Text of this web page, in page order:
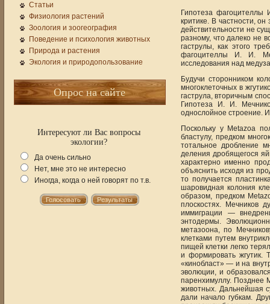
Статьи
Физиология растений
Зоология и зоогеография
Поведение и психология животных
Природа и растения
Экология и природопользование
Опрос на сайте
Интересуют ли Вас вопросы
экологии?
Да очень сильно
Нет, мне это не интересно
Иногда, когда о ней говорят по т.в.
Гипотеза фагоцителлы
критике. В частности,
действительности не
разному, что далеко не
гаструлы, как этого
фагоцителлы И. И.
исследования над
Будучи сторонником
многоклеточных в
гаструла, вторичным
Гипотеза И. И.
однослойное строение.
Поскольку у Metazoa
бластулу, предком
тотальное дробление
деления дробящегося
характерно именно
объяснить исходя из
то получается
шаровидная колония
образом, предком
плоскостях. Мечников
иммиграции —
энтодермы.
метазоона, по
клетками путем
пищей клетки легко
и формировать жгутик.
«кинобласт» — и на
эволюции, и
паренхимуллу. Позднее
животных. Дальнейшая
дали начало губкам.